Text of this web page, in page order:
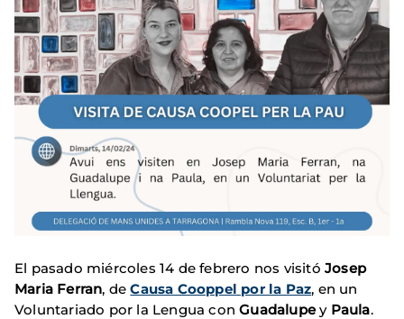
El pasado miércoles 14 de febrero nos visitó Josep
Maria Ferran, deCausa Cooppel por la Paz, en un
Voluntariado por la Lengua conGuadalupey Paula.